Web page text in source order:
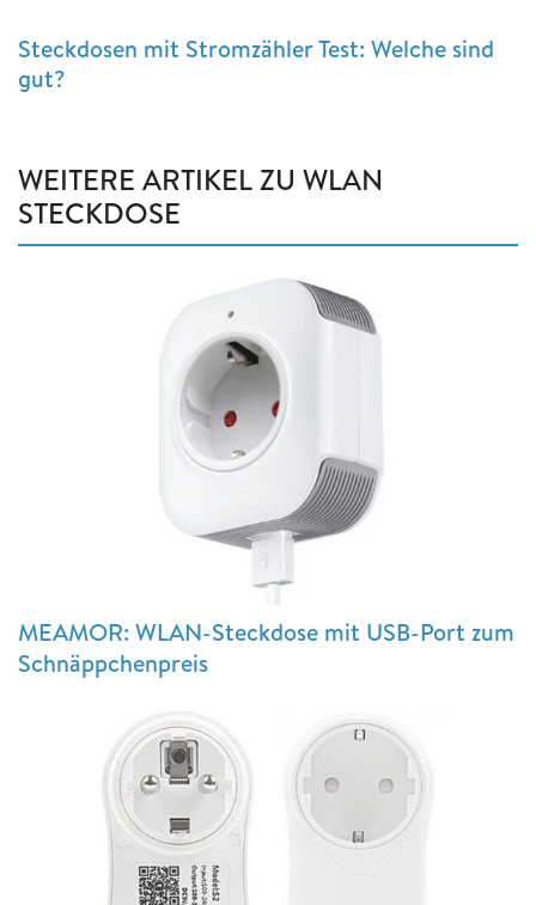
Steckdosen mit Stromzähler Test: Welche sind
gut?
WEITERE ARTIKEL ZU WLAN
STECKDOSE
MEAMOR: WLAN-Steckdose mit USB-Port zum
Schnäppchenpreis